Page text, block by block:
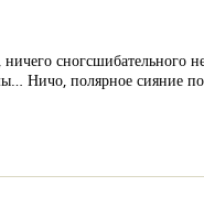
ничего сногсшибательного
Ничо, полярное сияние